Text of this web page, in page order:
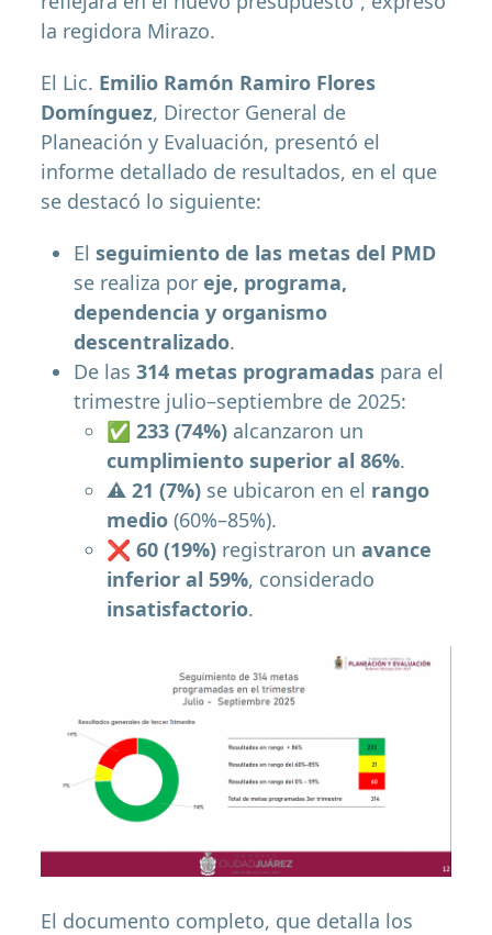
la regidora Mirazo.
El Lic. Emilio Ramón Ramiro Flores
Domínguez, Director General de
Planeación y Evaluación, presentó el
informe detallado de resultados, en el que
se destacó lo siguiente:
Elseguimiento de las metas del PMD
se realiza poreje, programa,
dependencia y organismo
descentralizado.
De las314 metas programadas para el
trimestre julio–septiembre de 2025:
✅233 (74%) alcanzaron un
cumplimiento superior al 86%.
⚠️ 21 (7%) se ubicaron en el rango
medio (60%–85%).
❌60 (19%) registraron unavance
inferior al 59%, considerado
insatisfactorio.
El documento completo, que detalla los